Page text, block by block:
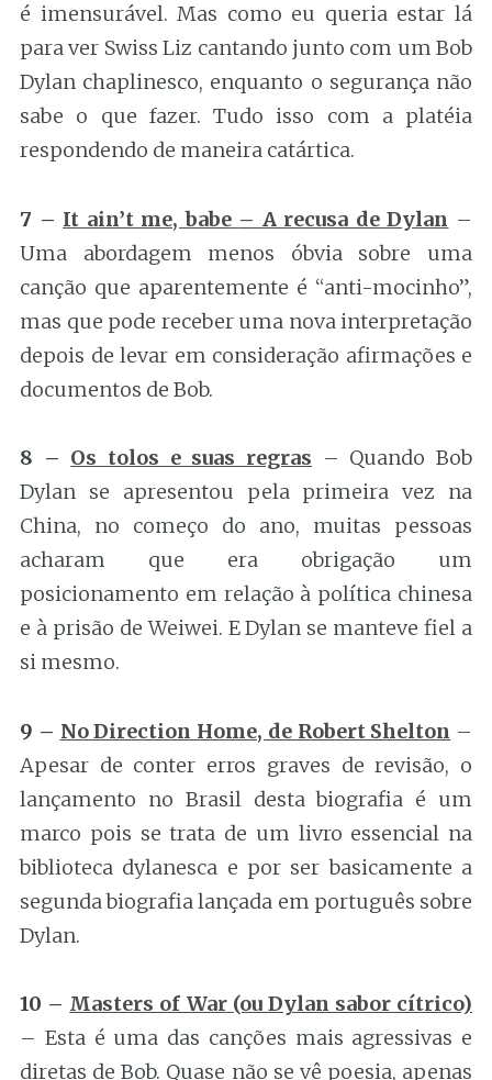
é imensurável. Mas como eu queria estar lá
para ver Swiss Liz cantando junto com um Bob
Dylan chaplinesco, enquanto o segurança não
sabe o que fazer. Tudo isso com a platéia
respondendo de maneira catártica.
7 – It ain’t me, babe – A recusa de Dylan –
Uma abordagem menos óbvia sobre uma
canção que aparentemente é “anti-mocinho”,
mas que pode receber uma nova interpretação
depois de levar em consideração afirmações e
documentos de Bob.
8 – Os tolos e suas regras – Quando Bob
Dylan se apresentou pela primeira vez na
China, no começo do ano, muitas pessoas
acharam que era obrigação um
posicionamento em relação à política chinesa
e à prisão de Weiwei. E Dylan se manteve fiel a
si mesmo.
9 – No Direction Home, de Robert Shelton –
Apesar de conter erros graves de revisão, o
lançamento no Brasil desta biografia é um
marco pois se trata de um livro essencial na
biblioteca dylanesca e por ser basicamente a
segunda biografia lançada em português sobre
Dylan.
10 – Masters of War (ou Dylan sabor cítrico)
– Esta é uma das canções mais agressivas e
diretas de Bob. Quase não se vê poesia, apenas